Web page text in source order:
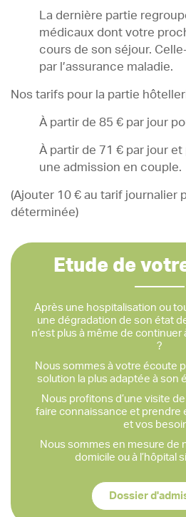
La dernière partie
médicaux dont votre
cours de son séjour.
par l’assurance maladie.
Nos tarifs pour la partie
À partir de 85 € par jour
À partir de 71 € par jour
une admission en couple.
(Ajouter 10 € au tarif journalier
déterminée)
Etude de
Après une hospitalisation ou
une dégradation de son état
n’est plus à même de continuer
?
Nous sommes à votre écoute
solution la plus adaptée à son
Nous profitons d’une visite
faire connaissance et prendre
et vos
Nous sommes en mesure de
domicile ou à l’hôpital
Dossier